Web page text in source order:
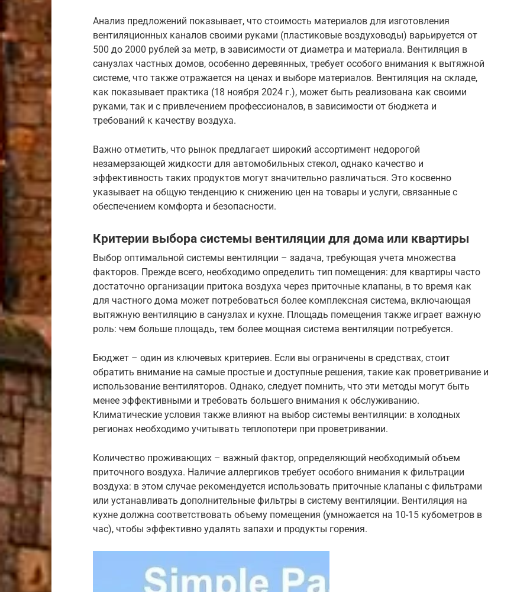
Анализ предложений показывает, что стоимость материалов для изготовления
вентиляционных каналов своими руками (пластиковые воздуховоды) варьируется от
500 до 2000 рублей за метр, в зависимости от диаметра и материала. Вентиляция в
санузлах частных домов, особенно деревянных, требует особого внимания к вытяжной
системе, что также отражается на ценах и выборе материалов. Вентиляция на складе,
как показывает практика (18 ноября 2024 г.), может быть реализована как своими
руками, так и с привлечением профессионалов, в зависимости от бюджета и
требований к качеству воздуха.
Важно отметить, что рынок предлагает широкий ассортимент недорогой
незамерзающей жидкости для автомобильных стекол, однако качество и
эффективность таких продуктов могут значительно различаться. Это косвенно
указывает на общую тенденцию к снижению цен на товары и услуги, связанные с
обеспечением комфорта и безопасности.
Критерии выбора системы вентиляции для дома или квартиры
Выбор оптимальной системы вентиляции – задача, требующая учета множества
факторов. Прежде всего, необходимо определить тип помещения: для квартиры часто
достаточно организации притока воздуха через приточные клапаны, в то время как
для частного дома может потребоваться более комплексная система, включающая
вытяжную вентиляцию в санузлах и кухне. Площадь помещения также играет важную
роль: чем больше площадь, тем более мощная система вентиляции потребуется.
Бюджет – один из ключевых критериев. Если вы ограничены в средствах, стоит
обратить внимание на самые простые и доступные решения, такие как проветривание и
использование вентиляторов. Однако, следует помнить, что эти методы могут быть
менее эффективными и требовать большего внимания к обслуживанию.
Климатические условия также влияют на выбор системы вентиляции: в холодных
регионах необходимо учитывать теплопотери при проветривании.
Количество проживающих – важный фактор, определяющий необходимый объем
приточного воздуха. Наличие аллергиков требует особого внимания к фильтрации
воздуха: в этом случае рекомендуется использовать приточные клапаны с фильтрами
или устанавливать дополнительные фильтры в систему вентиляции. Вентиляция на
кухне должна соответствовать объему помещения (умножается на 10-15 кубометров в
час), чтобы эффективно удалять запахи и продукты горения.